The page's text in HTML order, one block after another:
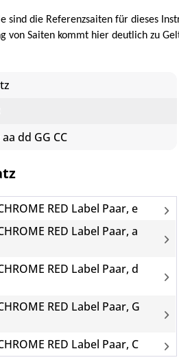
sind die Referenzsaiten für dieses
von Saiten kommt hier deutlich zu
dd GG CC
RED Label Paar, e
RED Label Paar, a
RED Label Paar, d
RED Label Paar, G
RED Label Paar, C